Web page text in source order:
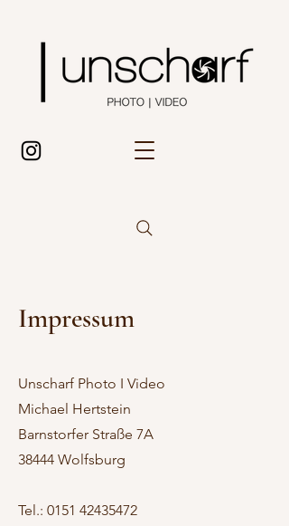
Impressum
Unscharf Photo I Video
Michael Hertstein
Barnstorfer Straße 7A
38444 Wolfsburg
Tel.: 0151 42435472